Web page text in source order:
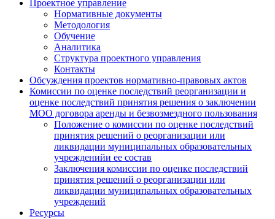
Проектное управление
Нормативные документы
Методология
Обучение
Аналитика
Структура проектного управления
Контакты
Обсуждения проектов нормативно-правовых актов
Комиссии по оценке последствий реорганизации и
оценке последствий принятия решения о заключении
МОО договора аренды и безвозмездного пользования
Положение о комиссии по оценке последствий
принятия решений о реорганизации или
ликвидации муниципальных образовательных
учрежденийи ее состав
Заключения комиссии по оценке последствий
принятия решений о реорганизации или
ликвидации муниципальных образовательных
учреждений
Ресурсы